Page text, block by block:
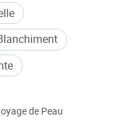
pour vous. Le
produit: Comme
l'huile, etc.
commerce?
essentiel
réseau.
de Peau